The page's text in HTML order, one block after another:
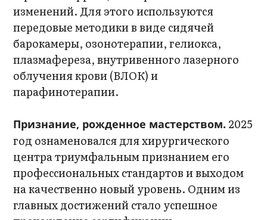
изменений. Для этого используются
передовые методики в виде сидячей
барокамеры, озонотерапии, гелиокса,
плазмафереза, внутривенного лазерного
облучения крови (ВЛОК) и
парафинотерапии.
Признание, рожденное мастерством. 2025
год ознаменовался для хирургического
центра триумфальным признанием его
профессиональных стандартов и выходом
на качественно новый уровень. Одним из
главных достижений стало успешное